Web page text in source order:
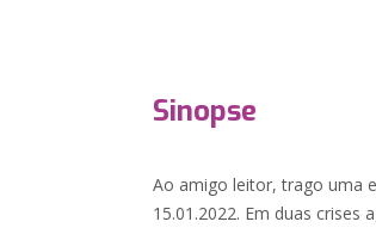
Sinopse
Ao amigo leitor, trago uma
15.01.2022. Em duas crises